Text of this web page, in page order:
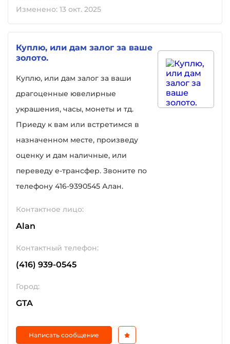
Изменено: 13 окт. 2025
Куплю, или дам залог за ваше
золото.
Куплю, или дам залог за ваши
драгоценные ювелирные
украшения, часы, монеты и тд.
Приеду к вам или встретимся в
назначенном месте, произведу
оценку и дам наличные, или
переведу е-трансфер. Звоните по
телефону 416-9390545 Алан.
Контактное лицо:
Alan
Контактный телефон:
(416) 939-0545
Город:
GTA
Написать сообщение